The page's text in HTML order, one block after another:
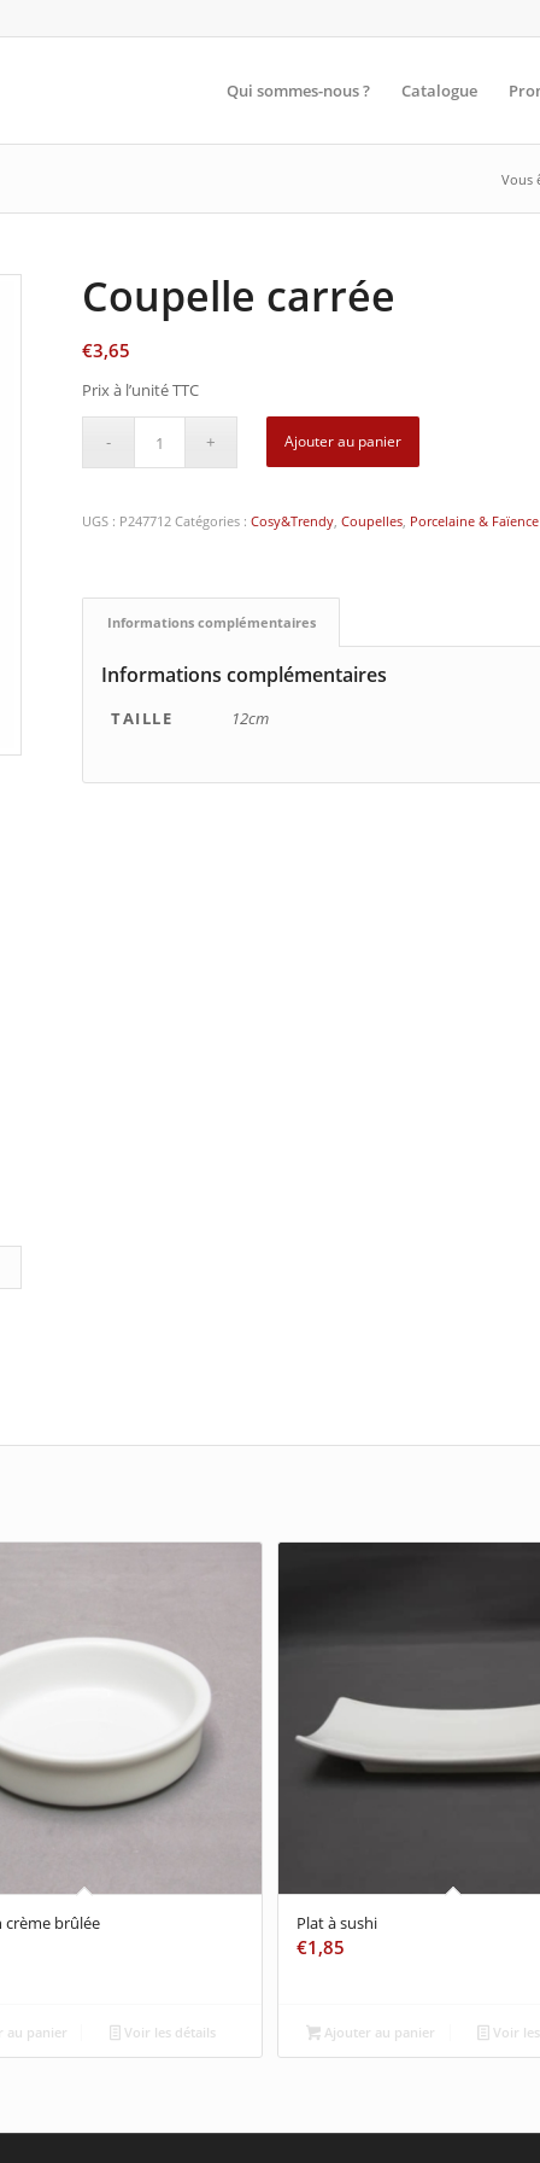
Qui sommes-nous ? Catalogue
Vous
Coupelle carrée
€3,65
Prix à l’unité TTC
Ajouter au panier
UGS : P247712 Catégories :Cosy&Trendy,Coupelles, Porcelaine & Faïence
Informations complémentaires
Informations complémentaires
TAILLE 12cm
crème brûlée
au panier Voir les détails
Plat à sushi
€1,85
Ajouter au panier Voir